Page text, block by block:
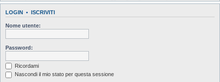
a
LOGIN • ISCRIVITI
Nome utente:
Password:
Ricordami
Nascondi il mio stato per questa sessione